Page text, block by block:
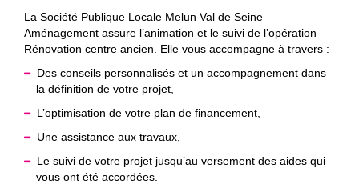
La Société Publique Locale Melun Val de Seine
Aménagement assure l’animation et le suivi de l’opération
Rénovation centre ancien. Elle vous accompagne à travers :
Des conseils personnalisés et un accompagnement dans
la définition de votre projet,
L’optimisation de votre plan de financement,
Une assistance aux travaux,
Le suivi de votre projet jusqu’au versement des aides qui
vous ont été accordées.